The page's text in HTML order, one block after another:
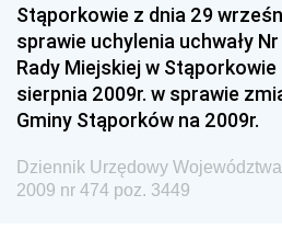
Dziennik Urzędowy Ministra
Żeglugi Śródlądowej
Dziennik Urzędowy Ministra
Dziennik Urzędowy Ministra
Stąporkowie z dnia 29
sprawie uchylenia uchwały
Rady Miejskiej w Stąporkowie
sierpnia 2009r. w sprawie
Gminy Stąporków na 2009r.
Dziennik Urzędowy
2009 nr 474 poz. 3449